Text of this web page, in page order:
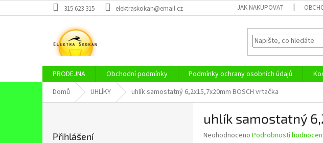
na
315 623 315 elektraskokan@email.cz JAK NAKUPOVAT
PRODEJNA Obchodní podmínky Podmínky ochrany osobních údajů
Domů
UHLÍKY uhlík samostatný 6,2x15,7x20mm BOSCH vrtačka
Přihlášení
uhlík samostatný
Průměrné
Neohodnoceno Podrobnosti